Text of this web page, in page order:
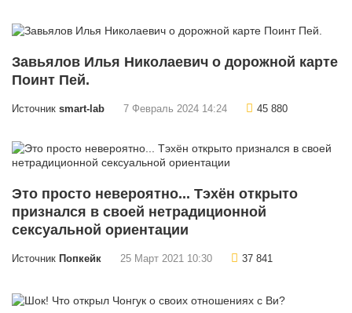
Завьялов Илья Николаевич о дорожной карте
Поинт Пей.
Источник smart-lab 7 Февраль 2024 14:24 45 880
Это просто невероятно... Тэхён открыто
признался в своей нетрадиционной
сексуальной ориентации
Источник Попкейк 25 Март 2021 10:30 37 841